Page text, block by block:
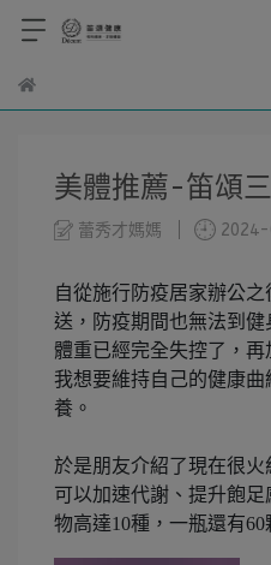
美體推薦-笛頌
蕾秀才媽媽
自從施行防疫居家辦公
送，防疫期間也無法到
體重已經完全失控了，再
我想要維持自己的健康
養。
於是朋友介紹了現在很
可以加速代謝、提升飽
物高達10種，一瓶還有